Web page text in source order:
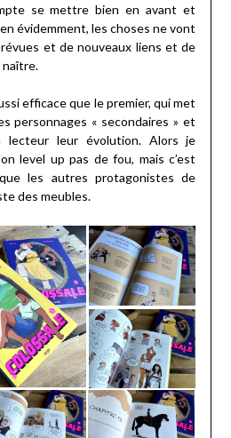
se mettre bien en avant et
évidemment, les choses ne vont
et de nouveaux liens et de
naître.
efficace que le premier, qui met
personnages « secondaires » et
lecteur leur évolution. Alors je
level up pas de fou, mais c’est
les autres protagonistes de
des meubles.